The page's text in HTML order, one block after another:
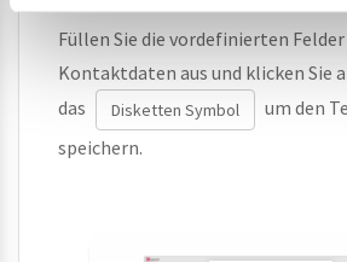
Füllen Sie die vordefinierten
Kontaktdaten aus und klicken Sie
das
Disketten Symbol
um den
speichern.